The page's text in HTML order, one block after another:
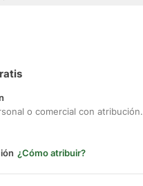
o comercial con atribución.
¿Cómo atribuir?